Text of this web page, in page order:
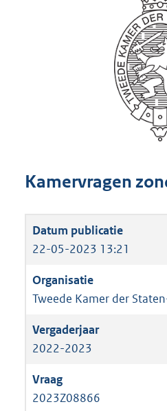
Kamervragen
22-05-2023 13:21
Tweede Kamer der
2022-2023
2023Z08866